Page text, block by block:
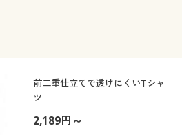
前二重仕立てで透けにくいTシャ
ツ
2,189円～